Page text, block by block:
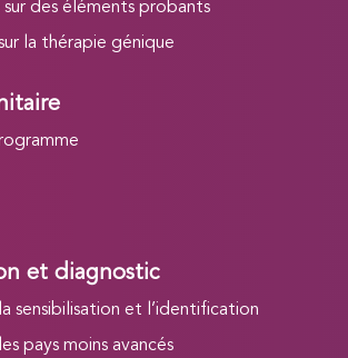
sur des éléments probants
la thérapie génique
et diagnostic
sensibilisation et l’identification
pays moins avancés